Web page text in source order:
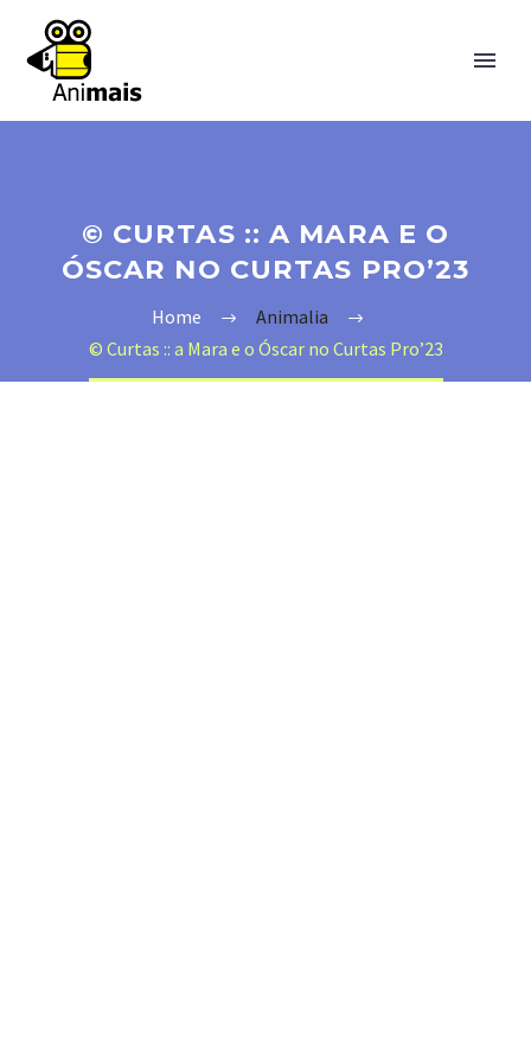
© CURTAS :: A MARA E O
ÓSCAR NO CURTAS PRO’23
Home
Animalia
© Curtas :: a Mara e o Óscar no Curtas Pro’23